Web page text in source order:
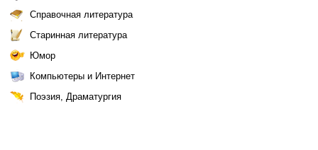
Справочная литература
Старинная литература
Юмор
Компьютеры и Интернет
Поэзия, Драматургия